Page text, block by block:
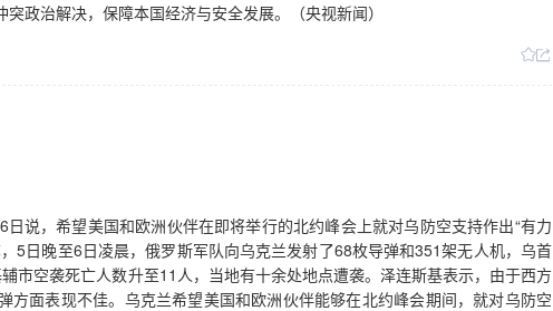
政治解决，保障本国经济与安全发展。（央视新闻）
说，希望美国和欧洲伙伴在即将举行的北约峰会上就对乌防空支持作出“有力
5日晚至6日凌晨，俄罗斯军队向乌克兰发射了68枚导弹和351架无人机，乌首
市空袭死亡人数升至11人，当地有十余处地点遭袭。泽连斯基表示，由于西方
方面表现不佳。乌克兰希望美国和欧洲伙伴能够在北约峰会期间，就对乌防空